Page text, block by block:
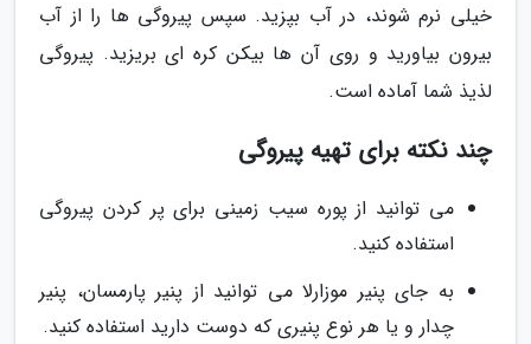
خیلی نرم شوند، در آب بپزید. سپس پیروگی ها را از آب
بیرون بیاورید و روی آن ها بیکن کره ای بریزید. پیروگی
لذیذ شما آماده است.
چند نکته برای تهیه پیروگی
می توانید از پوره سیب زمینی برای پر کردن پیروگی
استفاده کنید.
به جای پنیر موزارلا می توانید از پنیر پارمسان، پنیر
چدار و یا هر نوع پنیری که دوست دارید استفاده کنید.